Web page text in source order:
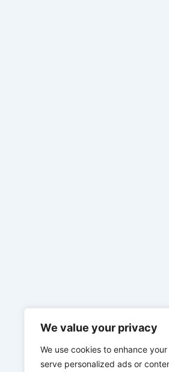
We value your privacy
We use cookies to enhance
serve personalized ads or